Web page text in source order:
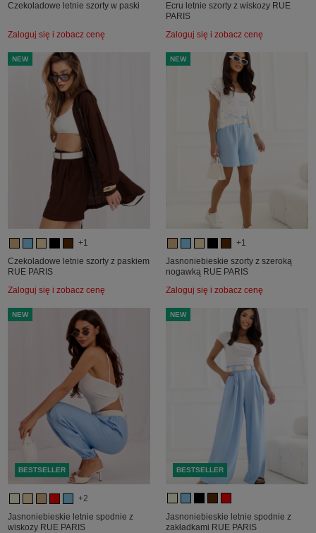
Czekoladowe letnie szorty w paski
Zaloguj się i zobacz cenę
Ecru letnie szorty z wiskozy RUE
PARIS
Zaloguj się i zobacz cenę
NEW
+1
Czekoladowe letnie szorty z paskiem
RUE PARIS
Zaloguj się i zobacz cenę
NEW
+1
Jasnoniebieskie szorty z szeroką
nogawką RUE PARIS
Zaloguj się i zobacz cenę
NEW
BESTSELLER
+2
Jasnoniebieskie letnie spodnie z
wiskozy RUE PARIS
NEW
BESTSELLER
Jasnoniebieskie letnie spodnie z
zakładkami RUE PARIS